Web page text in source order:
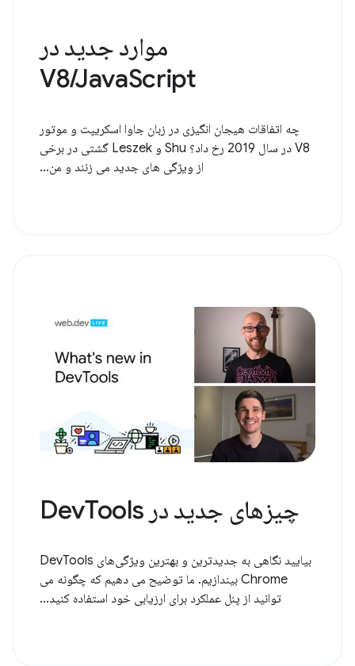
موارد جدید در
V8/JavaScript
چه اتفاقات هیجان انگیزی در زبان جاوا اسکریپت و موتور
V8 در سال 2019 رخ داد؟ Shu و Leszek گشتی در برخی
از ویژگی های جدید می زنند و من...
چیزهای جدید در DevTools
بیایید نگاهی به جدیدترین و بهترین ویژگی‌های DevTools
Chrome بیندازیم. ما توضیح می دهیم که چگونه می
توانید از پنل عملکرد برای ارزیابی خود استفاده کنید...